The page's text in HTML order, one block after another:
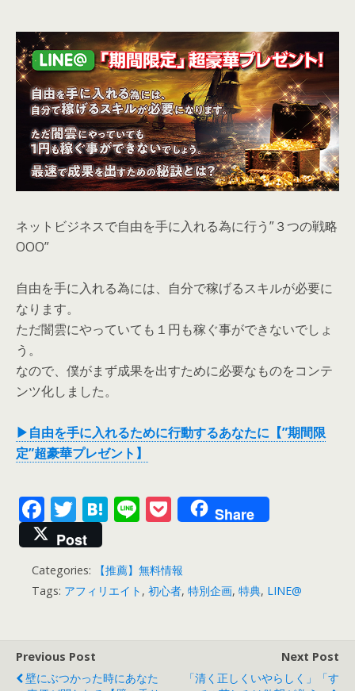
ネットビジネスで自由を手に入れる為に行う”３つの戦略
OOO”
自由を手に入れる為には、自分で稼げるスキルが必要に
なります。
ただ闇雲にやっていても１円も稼ぐ事ができないでしょ
う。
なので、僕がまず成果を出すために必要なものをコンテ
ンツ化しました。
▶自由を手に入れるために行動するあなたに【”期間限
定”超豪華プレゼント】
F
ac
e
b
k
T
w
itt
er
H
e
n
Li
e
P
ck
et
Share
Post
Categories:
【推薦】無料情報
Tags: アフィリエイト , 初心者, 特別企画, 特典, LINE@
Previous Post
壁にぶつかった時にあなた
Next Post
「清く正しくいやらしく」「す